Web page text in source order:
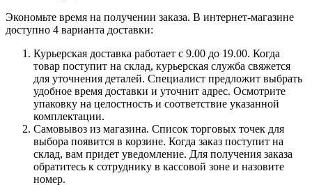
Экономьте время на получении заказа. В интернет-магазине
доступно 4 варианта доставки:
Курьерская доставка работает с 9.00 до 19.00. Когда
товар поступит на склад, курьерская служба свяжется
для уточнения деталей. Специалист предложит выбрать
удобное время доставки и уточнит адрес. Осмотрите
упаковку на целостность и соответствие указанной
комплектации.
Самовывоз из магазина. Список торговых точек для
выбора появится в корзине. Когда заказ поступит на
склад, вам придет уведомление. Для получения заказа
обратитесь к сотруднику в кассовой зоне и назовите
номер.